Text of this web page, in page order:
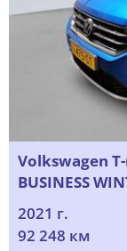
Volkswagen T-
BUSINESS
2021 г.
92 248 км